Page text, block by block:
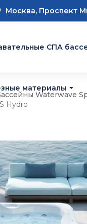
Москва, Проспект
СПА
материалы
Waterwave
Hydro